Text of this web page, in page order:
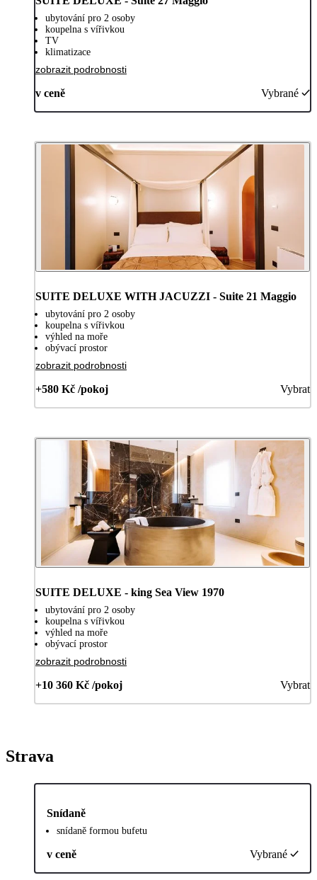
ubytování pro 2 osoby
koupelna s vířivkou
TV
klimatizace
zobrazit podrobnosti
v ceně Vybrané
SUITE DELUXE WITH JACUZZI - Suite 21 Maggio
ubytování pro 2 osoby
koupelna s vířivkou
výhled na moře
obývací prostor
zobrazit podrobnosti
+580 Kč /pokoj Vybrat
SUITE DELUXE - king Sea View 1970
ubytování pro 2 osoby
koupelna s vířivkou
výhled na moře
obývací prostor
zobrazit podrobnosti
+10 360 Kč /pokoj Vybrat
Strava
Snídaně
snídaně formou bufetu
v ceně Vybrané